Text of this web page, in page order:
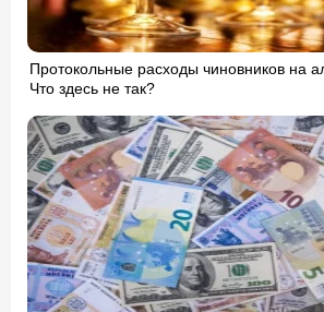
Протокольные расходы чиновников на
Что здесь не так?